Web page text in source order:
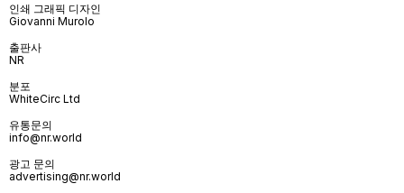
인쇄 그래픽 디자인
Giovanni Murolo
출판사
NR
분포
WhiteCirc Ltd
유통문의
info@nr.world
광고 문의
advertising@nr.world